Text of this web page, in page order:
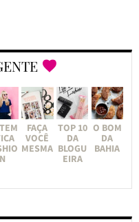
N
FAÇA
VOCÊ
MESMA
TOP 10
DA
BLOGU
EIRA
O BOM
DA
BAHIA